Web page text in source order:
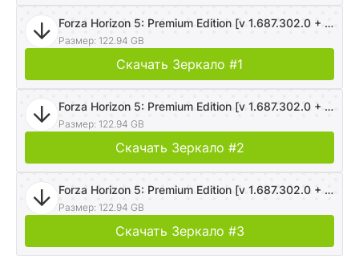
Forza Horizon 5: Premium Edition [v 1.687.302.0 + DLCs] (2021) PC | RePack от селезень
Размер: 122.94 GB
Скачать Зеркало #1
Forza Horizon 5: Premium Edition [v 1.687.302.0 + DLCs] (2021) PC | RePack от селезень
Размер: 122.94 GB
Скачать Зеркало #2
Forza Horizon 5: Premium Edition [v 1.687.302.0 + DLCs] (2021) PC | RePack от селезень
Размер: 122.94 GB
Скачать Зеркало #3